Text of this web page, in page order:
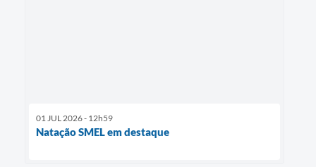
01 JUL 2026 - 12h59
Natação SMEL em destaque